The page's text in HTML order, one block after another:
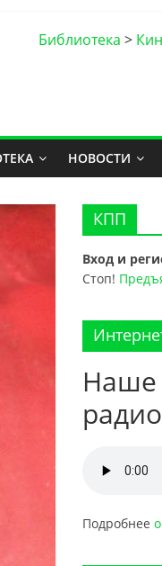
Библиотека >
НОВОСТИ
КПП
Вход и
Стоп!
Наше
Подробнее